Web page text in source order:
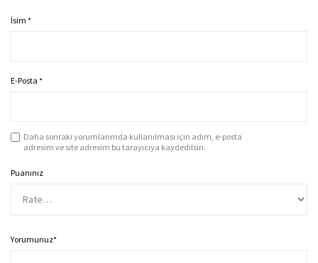
İsim *
E-Posta *
Daha sonraki yorumlarımda kullanılması için adım, e-posta
adresim ve site adresim bu tarayıcıya kaydedilsin.
Puanınız
Yorumunuz*